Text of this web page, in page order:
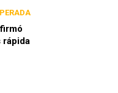
rápida